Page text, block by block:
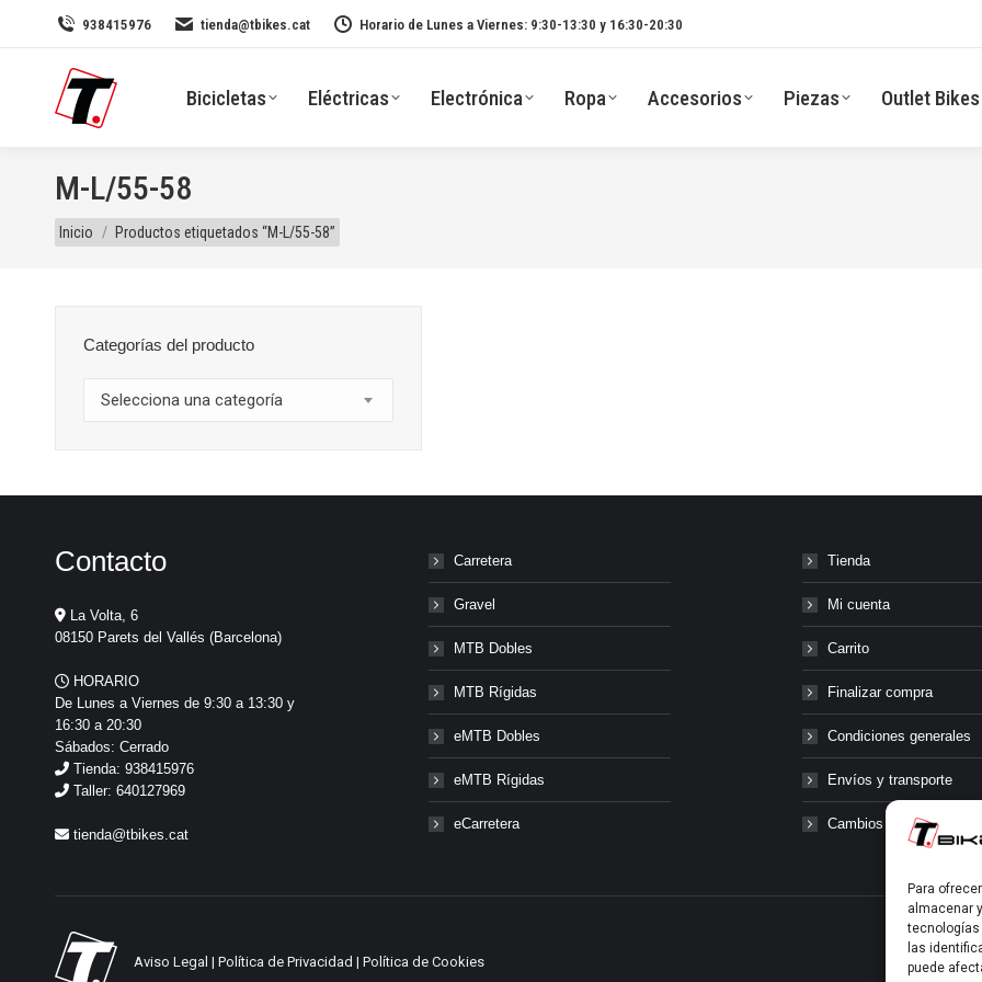
Para
almacenar
tecnologías
las
puede
938415976 tienda@tbikes.cat Horario de Lunes a Viernes: 9:30-13:30 y 16:30-20:30
Bicicletas Eléctricas Electrónica Ropa Accesorios Piezas Outlet Bikes
M-L/55-58
Estás aquí:
Inicio Productos etiquetados “M-L/55-58”
Categorías del producto
Selecciona una categoría
Contacto
La Volta, 6
08150 Parets del Vallés (Barcelona)
HORARIO
De Lunes a Viernes de 9:30 a 13:30 y
16:30 a 20:30
Sábados: Cerrado
Tienda: 938415976
Taller: 640127969
tienda@tbikes.cat
Carretera
Gravel
MTB Dobles
MTB Rígidas
eMTB Dobles
eMTB Rígidas
eCarretera
Tienda
Mi cuenta
Carrito
Finalizar compra
Condiciones generales
Envíos y transporte
Cambios y devoluciones
Aviso Legal | Política de Privacidad | Política de Cookies